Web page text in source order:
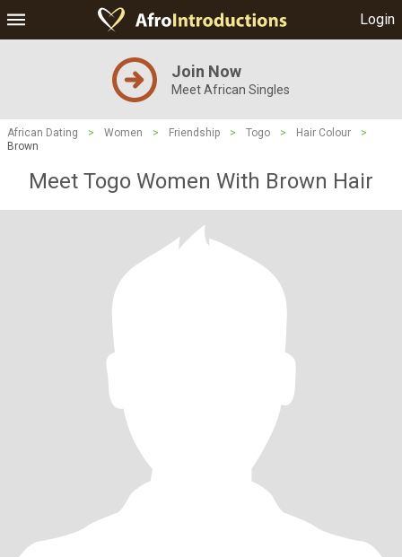
Login
Join Now
Meet African Singles
African Dating > Women > Friendship > Togo > Hair Colour
>
Brown
Meet Togo Women With Brown Hair